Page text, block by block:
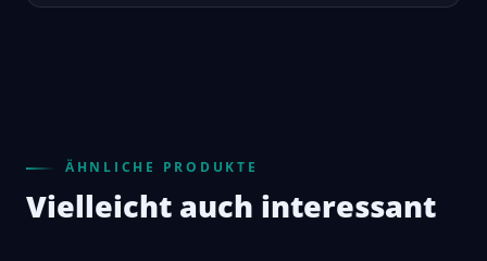
ÄHNLICHE PRODUKTE
Vielleicht auch interessant